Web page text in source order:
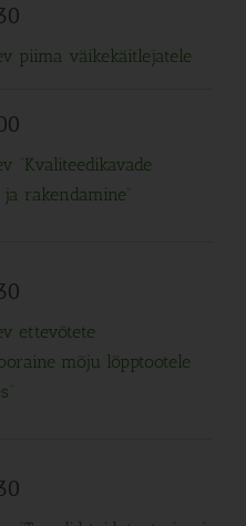
piima väikekäitlejatele
“Kvaliteedikavade
rakendamine”
ettevõtete
mõju lõpptootele